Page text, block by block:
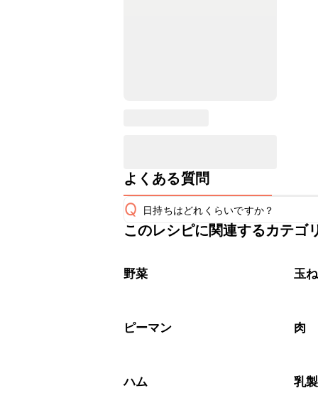
よくある質問
Q 日持ちはどれくらいですか？
保存期間は冷蔵で当日中が目安です
※日持ちは目安です。
このレシピに関連するカテゴ
野菜 玉
ピーマン 肉
ハム 乳